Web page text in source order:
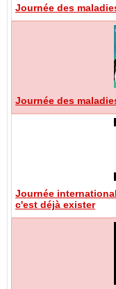
Journée des
Journée des
Journée
c'est déjà exister